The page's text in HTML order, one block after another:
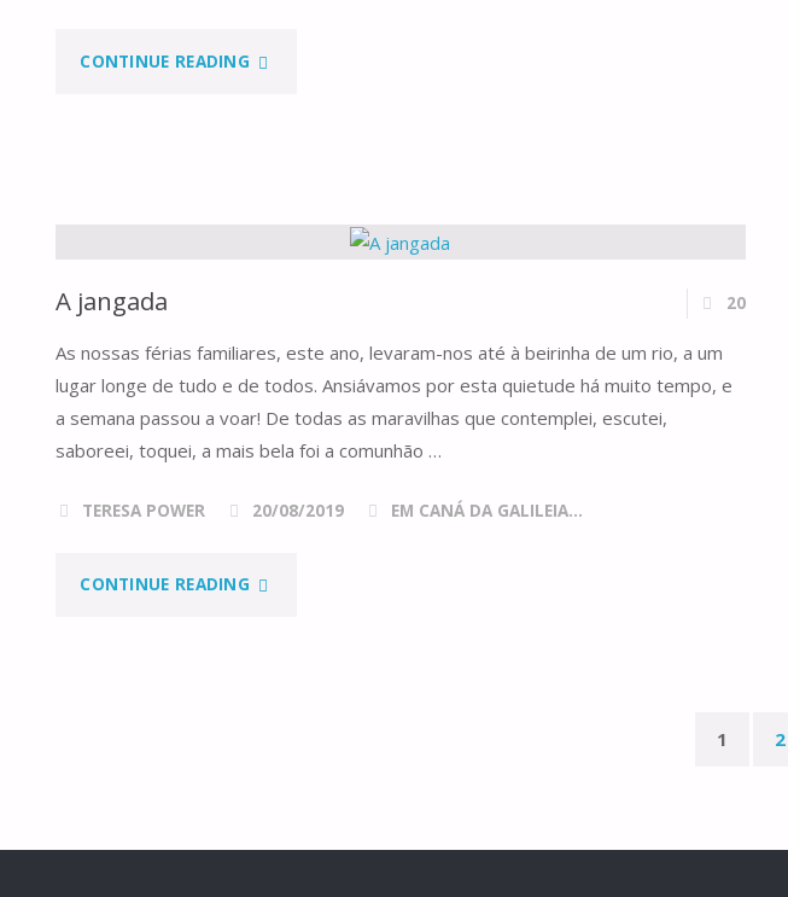
CONTINUE READING "PARTIDAS
A jangada 20
As nossas férias familiares, este ano, levaram-nos até à beirinha de um rio, a um
lugar longe de tudo e de todos. Ansiávamos por esta quietude há muito tempo, e
a semana passou a voar! De todas as maravilhas que contemplei, escutei,
saboreei, toquei, a mais bela foi a comunhão …
TERESA POWER 20/08/2019 EM CANÁ DA GALILEIA...
CONTINUE READING "A
dos
1 2